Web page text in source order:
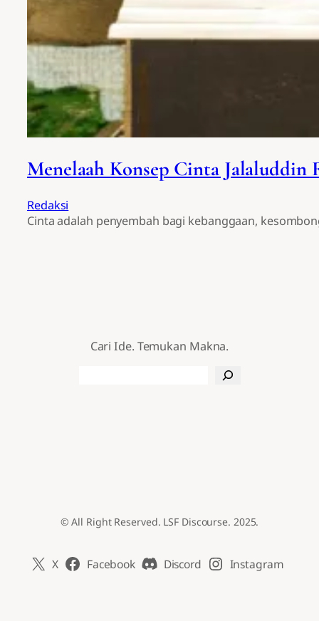
Menelaah Konsep Cinta Jalaluddin
Redaksi
Cinta adalah penyembah bagi kebanggaan,
Cari Ide. Temukan Makna.
© All Right Reserved. LSF Discourse. 2025.
X Facebook Discord Instagram